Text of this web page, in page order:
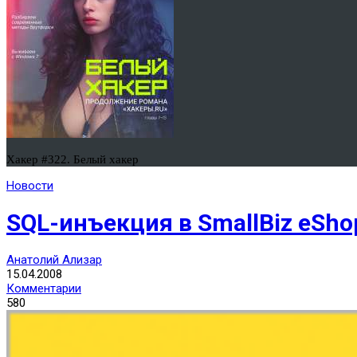
Хакер #322. Белый хакер
Новости
SQL-инъекция в SmallBiz
Анатолий Ализар
15.04.2008
Комментарии
580